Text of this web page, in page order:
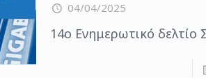
04/04/2025
14ο Ενημερωτικό δελτίο